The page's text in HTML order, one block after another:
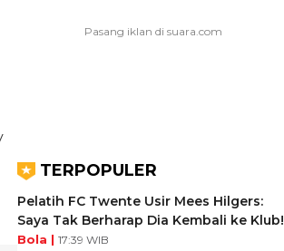
TERPOPULER
Pelatih FC Twente Usir Mees Hilgers:
Saya Tak Berharap Dia Kembali ke Klub!
Bola | 17:39 WIB